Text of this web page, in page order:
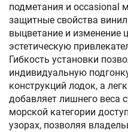
подметания и
защитные свойства
выцветание и изменение
эстетическую
Гибкость установки
индивидуальную
конструкций лодок, а
добавляет лишнего веса
морской категории
узорах, позволяя